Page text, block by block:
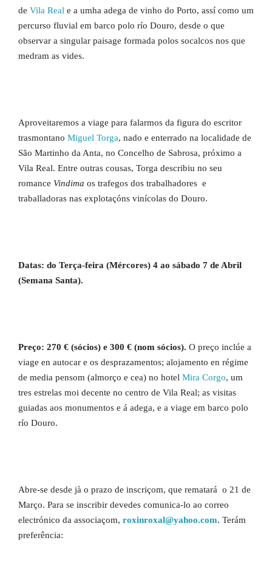
de Vila Real e a umha adega de vinho do Porto, assí como um
percurso fluvial em barco polo río Douro, desde o que
observar a singular paisage formada polos socalcos nos que
medram as vides.
Aproveitaremos a viage para falarmos da figura do escritor
trasmontano Miguel Torga, nado e enterrado na localidade de
São Martinho da Anta, no Concelho de Sabrosa, próximo a
Vila Real. Entre outras cousas, Torga describiu no seu
romance Vindima os trafegos dos trabalhadores e
traballadoras nas explotaçóns vinícolas do Douro.
Datas: do Terça-feira (Mércores) 4 ao sábado 7 de Abril
(Semana Santa).
Preço: 270 € (sócios) e 300 € (nom sócios). O preço inclúe a
viage en autocar e os desprazamentos; alojamento en régime
de media pensom (almorço e cea) no hotel Mira Corgo, um
tres estrelas moi decente no centro de Vila Real; as visitas
guiadas aos monumentos e á adega, e a viage em barco polo
río Douro.
Abre-se desde jà o prazo de inscriçom, que rematará o 21 de
Março. Para se inscribir devedes comunica-lo ao correo
electrónico da associaçom, roxinroxal@yahoo.com. Terám
preferência: